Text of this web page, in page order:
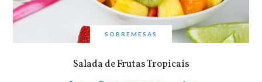
SOBREMESAS
Salada de Frutas Tropicais